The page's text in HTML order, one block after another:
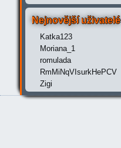
Nejnovější uživatelé
Katka123
Moriana_1
romulada
RmMiNqVIsurkHePCV
Zigi